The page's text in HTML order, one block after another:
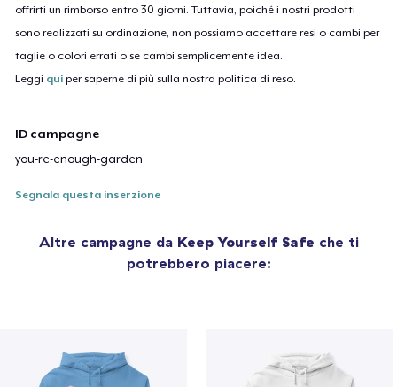
offrirti un rimborso entro 30 giorni. Tuttavia, poiché i nostri prodotti
sono realizzati su ordinazione, non possiamo accettare resi o cambi per
taglie o colori errati o se cambi semplicemente idea.
Leggi qui per saperne di più sulla nostra politica di reso.
ID campagne
you-re-enough-garden
Segnala questa inserzione
Altre campagne da Keep Yourself Safe che ti
potrebbero piacere: